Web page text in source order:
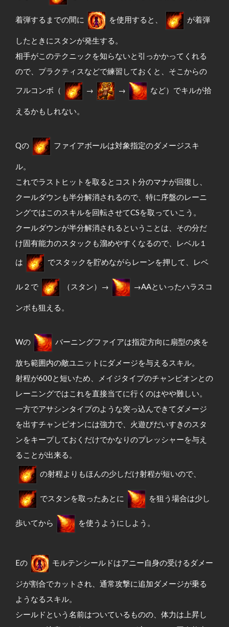
着弾するまでの間に を使用すると、 が着弾
したときにスタンが発生する。
相手がこのテクニックを知らないと引っかかってくれる
ので、プラクティスなどで練習しておくと、そこからの
フルコンボ（ → → など）でキルが拾
えるかもしれない。
Qの ファイアボールは対象指定のダメージスキ
ル。
これでラストヒットを取るとコスト分のマナが回復し、
クールダウンも半分解消されるので、特に序盤のレーニ
ングではこのスキルを回転させてCSを取っていこう。
クールダウンが半分解消されるということは、その分だ
け固有能力のスタックも溜めやすくなるので、レベル１
は でスタックを貯めながらレーンを押して、レベ
ル２で （スタン）→ →AAといったハラスコ
ンボも狙える。
Wの バーニングファイアは指定方向に扇型の炎を
放ち範囲内の敵ユニットにダメージを与えるスキル。
射程が600と短いため、メイジタイプのチャンピオンとの
レーニングではこれを直接当てに行くのはやや難しい。
一方でアサシンタイプのような突っ込んできてダメージ
を出すチャンピオンには強力で、火遊びだいすきのスタ
ンをキープしておくだけでかなりのプレッシャーを与え
ることが出来る。
の射程よりもほんの少しだけ射程が短いので、
でスタンを取ったあとに を狙う場合は少し
歩いてから を使うようにしよう。
Eの モルテンシールドはアニー自身の受けるダメー
ジが割合でカットされ、通常攻撃に追加ダメージが乗る
ようなるスキル。
シールドという名前はついているものの、体力は上昇し